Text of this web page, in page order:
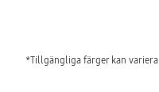
*Tillgängliga färger kan